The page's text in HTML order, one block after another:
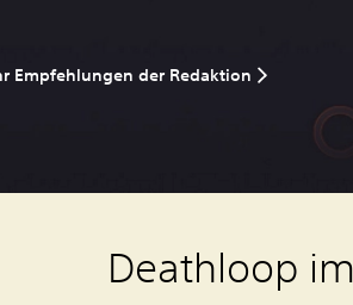
Empfehlungen der Redaktion
Deathloop